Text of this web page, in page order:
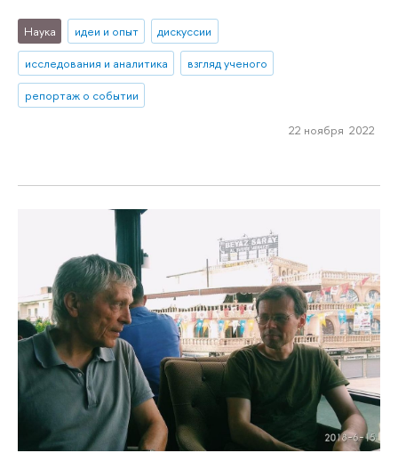
Наука идеи и опыт
дискуссии
исследования и аналитика
взгляд ученого
репортаж о событии
22 ноября 2022